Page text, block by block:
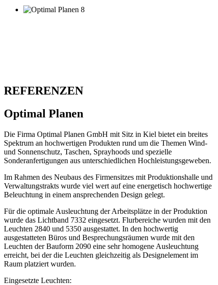
REFERENZEN
Optimal Planen
Die Firma Optimal Planen GmbH mit Sitz in Kiel bietet ein breites
Spektrum an hochwertigen Produkten rund um die Themen Wind-
und Sonnenschutz, Taschen, Sprayhoods und spezielle
Sonderanfertigungen aus unterschiedlichen Hochleistungsgeweben.
Im Rahmen des Neubaus des Firmensitzes mit Produktionshalle und
Verwaltungstrakts wurde viel wert auf eine energetisch hochwertige
Beleuchtung in einem ansprechenden Design gelegt.
Für die optimale Ausleuchtung der Arbeitsplätze in der Produktion
wurde das Lichtband 7332 eingesetzt. Flurbereiche wurden mit den
Leuchten 2840 und 5350 ausgestattet. In den hochwertig
ausgestatteten Büros und Besprechungsräumen wurde mit den
Leuchten der Bauform 2090 eine sehr homogene Ausleuchtung
erreicht, bei der die Leuchten gleichzeitig als Designelement im
Raum platziert wurden.
Eingesetzte Leuchten: